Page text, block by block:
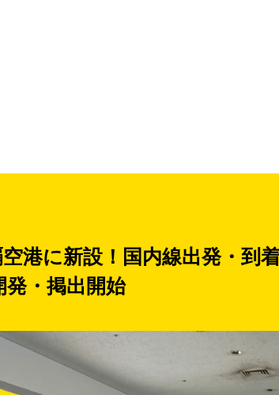
空港に新設！国内線出発・到
・掲出開始